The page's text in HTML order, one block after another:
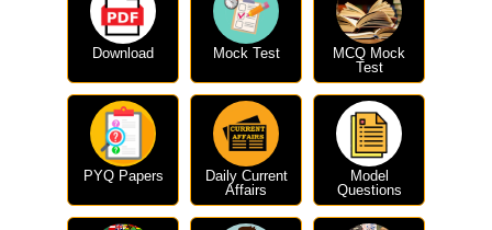
Download Mock Test
MCQ Mock
Test
PYQ Papers
Daily Current
Affairs
Model
Questions